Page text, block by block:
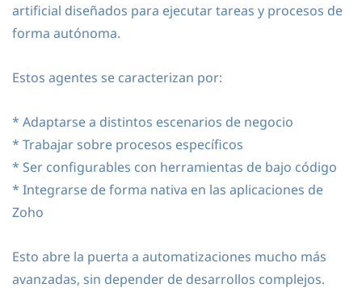
artificial diseñados para ejecutar tareas y procesos de
forma autónoma.
Estos agentes se caracterizan por:
* Adaptarse a distintos escenarios de negocio
* Trabajar sobre procesos específicos
* Ser configurables con herramientas de bajo código
* Integrarse de forma nativa en las aplicaciones de
Zoho
Esto abre la puerta a automatizaciones mucho más
avanzadas, sin depender de desarrollos complejos.